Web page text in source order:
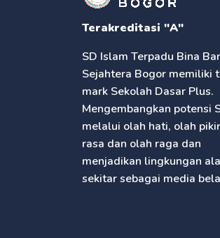
Terakreditasi "A"
SD Islam Terpadu Bina
Sejahtera Bogor memiliki
mark Sekolah Dasar Plus.
Mengembangkan potensi
melalui olah hati, olah
rasa dan olah raga dan
menjadikan lingkungan
sekitar sebagai media